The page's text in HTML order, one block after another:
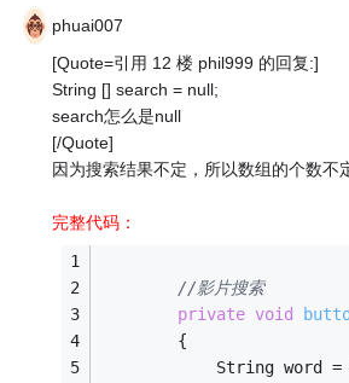
phuai007
[Quote=引用 12 楼 phil999 的回复:]
String [] search = null;
search怎么是null
[/Quote]
因为搜索结果不定，所以数组的个数不
完整代码：
//影片搜索
private void
        {
String word =